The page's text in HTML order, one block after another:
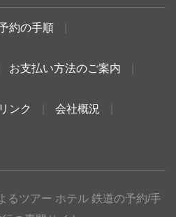
約の手順
お支払い方法のご案内
ンク 会社概況
るツアー ホテル 鉄道の予約/手